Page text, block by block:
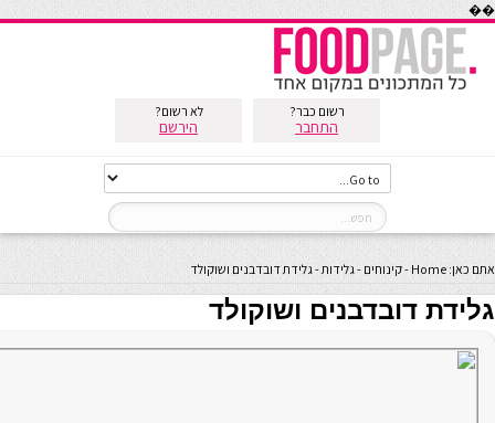
��
רשום כבר?
התחבר
לא רשום?
הירשם
אתם כאן: Home
-קינוחים -גלידות-גלידת דובדבנים ושוקולד
גלידת דובדבנים ושוקולד